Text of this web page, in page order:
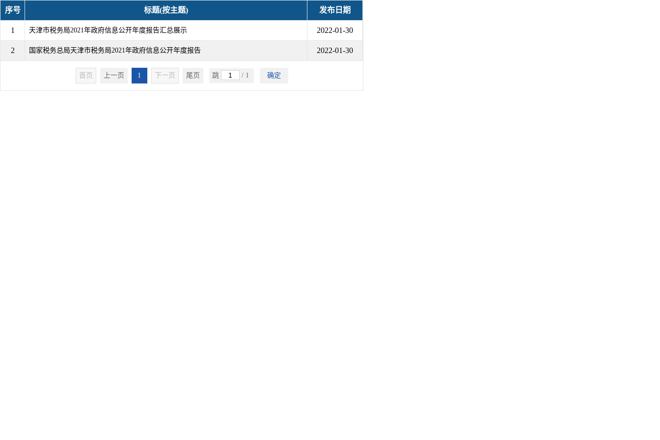
序号 标题(按主题) 发布日期
1 天津市税务局2021年政府信息公开年度报告汇总展示 2022-01-30
2 国家税务总局天津市税务局2021年政府信息公开年度报告 2022-01-30
首页 上一页 1 下一页 尾页 跳 / 1 确定